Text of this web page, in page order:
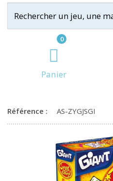
0
Panier
Référence : AS-ZYGJSGI